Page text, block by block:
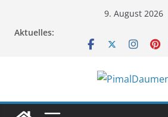
9. August 2026
Aktuelles: